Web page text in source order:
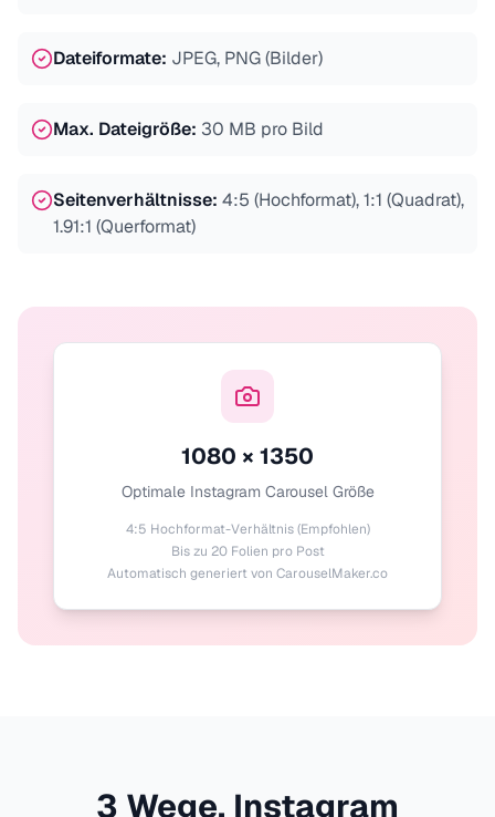
Dateiformate: JPEG, PNG (Bilder)
Max. Dateigröße: 30 MB pro Bild
Seitenverhältnisse: 4:5 (Hochformat), 1:1 (Quadrat),
1.91:1 (Querformat)
1080 × 1350
Optimale Instagram Carousel Größe
4:5 Hochformat-Verhältnis (Empfohlen)
Bis zu 20 Folien pro Post
Automatisch generiert von CarouselMaker.co
3 Wege, Instagram